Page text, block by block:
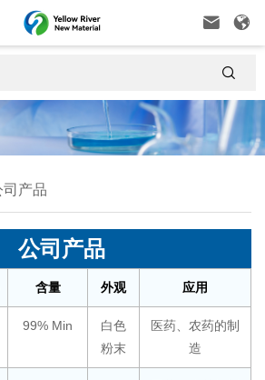
 

司产品
公司产品
含量 外观 应用
99% Min
白色
粉末
医药、农药的制
造